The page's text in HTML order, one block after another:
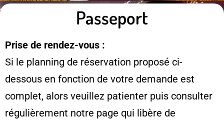
Passeport
Prise de rendez-vous :
Si le planning de réservation proposé ci-
dessous en fonction de votre demande est
complet, alors veuillez patienter puis consulter
régulièrement notre page qui libère de